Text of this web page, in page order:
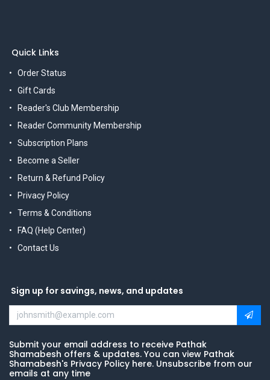
Quick Links
Order Status
Gift Cards
Reader's Club Membership
Reader Community Membership
Subscription Plans
Become a Seller
Return & Refund Policy
Privacy Policy
Terms & Conditions
FAQ (Help Center)
Contact Us
Sign up for savings, news, and updates
Submit your email address to receive Pathak
Shamabesh offers & updates. You can view Pathak
Shamabesh's Privacy Policy here. Unsubscribe from our
emails at any time